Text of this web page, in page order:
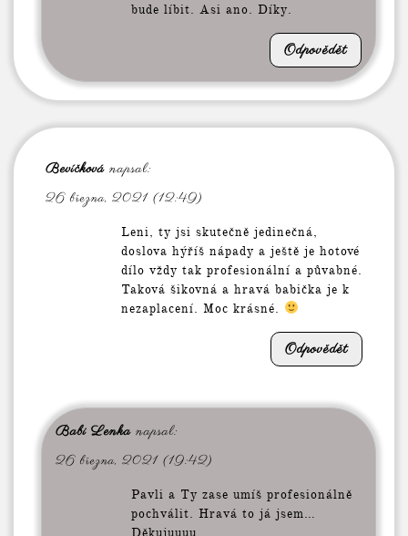
bude líbit. Asi ano. Díky.
Odpovědět
Bevíčková napsal:
26 března, 2021 (12:49)
Leni, ty jsi skutečně jedinečná,
doslova hýříš nápady a ještě je hotové
dílo vždy tak profesionální a půvabné.
Taková šikovná a hravá babička je k
nezaplacení. Moc krásné.
Odpovědět
Babi Lenka napsal:
26 března, 2021 (19:42)
Pavli a Ty zase umíš profesionálně
pochválit. Hravá to já jsem…
Děkujuuuu.